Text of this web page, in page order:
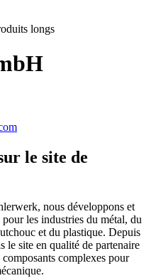
longs
le site de
nous développons et
les industries du métal, du
et du plastique. Depuis
le site en qualité de partenaire
complexes pour